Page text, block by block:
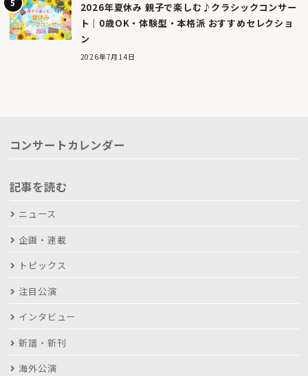
2026年夏休み 親子で楽しむ♪クラシックコンサー
ト｜0歳OK・体験型・本格派 おすすめセレクショ
ン
2026年7月14日
コンサートカレンダー
記事を読む
ニュース
企画・連載
トピックス
注目公演
インタビュー
新譜・新刊
海外公演